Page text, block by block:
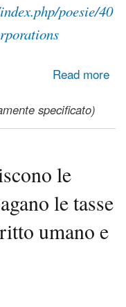
poesie/40
Read more
con i Black-Bloc te la
specificato)
le
le tasse
umano e